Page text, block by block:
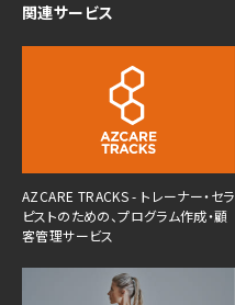
関連サービス
AZCARE TRACKS - トレーナー・セラ
ピストのための、プログラム作成・顧
客管理サービス